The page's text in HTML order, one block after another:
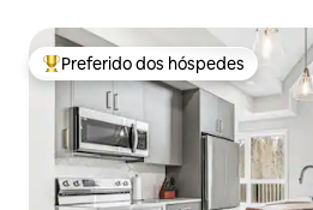
Entre os melhores preferidos dos
Preferido dos hóspedes